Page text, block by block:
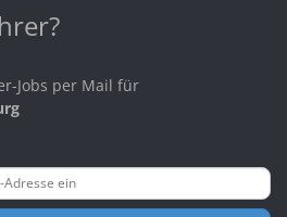
Jobs per Mail für